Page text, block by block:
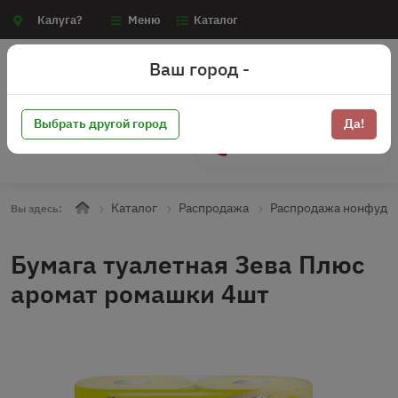
Калуга? Меню Каталог
Вы здесь: Каталог Распродажа Распродажа нонфуд
Бумага туалетная Зева Плюс
аромат ромашки 4шт
Ваш город -
Выбрать другой город Да!